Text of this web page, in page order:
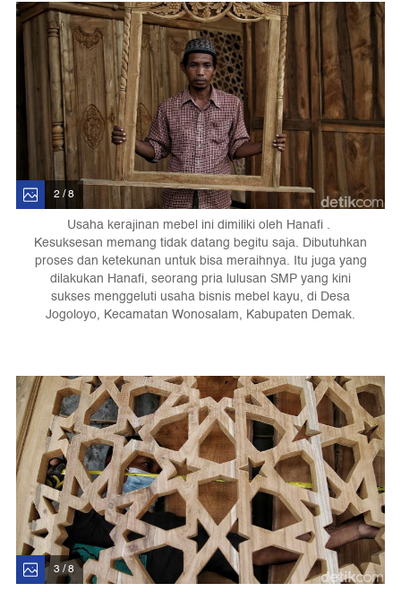
2 / 8
Usaha kerajinan mebel ini dimiliki oleh Hanafi .
Kesuksesan memang tidak datang begitu saja. Dibutuhkan
proses dan ketekunan untuk bisa meraihnya. Itu juga yang
dilakukan Hanafi, seorang pria lulusan SMP yang kini
sukses menggeluti usaha bisnis mebel kayu, di Desa
Jogoloyo, Kecamatan Wonosalam, Kabupaten Demak.
3 / 8